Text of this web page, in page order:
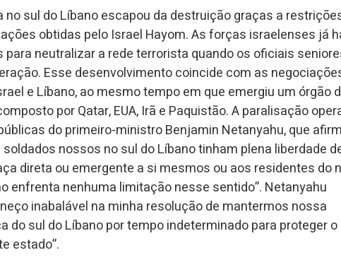
sul do Líbano escapou da destruição graças a
obtidas pelo Israel Hayom. As forças israelenses já
neutralizar a rede terrorista quando os oficiais
Esse desenvolvimento coincide com as
e Líbano, ao mesmo tempo em que emergiu um órgão
por Qatar, EUA, Irã e Paquistão. A paralisação
do primeiro-ministro Benjamin Netanyahu, que
nossos no sul do Líbano tinham plena liberdade
direta ou emergente a si mesmos ou aos residentes do
enfrenta nenhuma limitação nesse sentido”. Netanyahu
inabalável na minha resolução de mantermos nossa
do sul do Líbano por tempo indeterminado para proteger o
estado”.